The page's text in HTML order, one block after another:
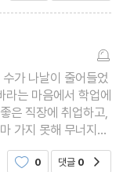
가 나날이 줄어들었
라는 마음에서 학업에
은 직장에 취업하고,
가지 못해 무너지고
도 더 전부터 변화의
0 댓글 0